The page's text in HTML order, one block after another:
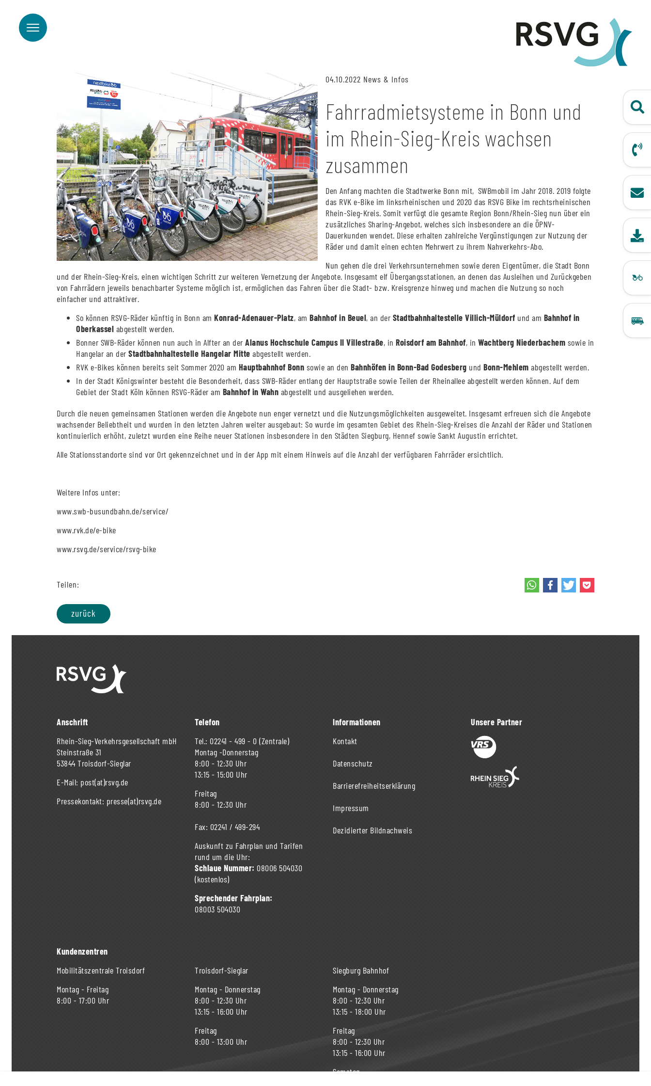
04.10.2022 News & Infos
Fahrradmietsysteme in Bonn und
im Rhein-Sieg-Kreis wachsen
zusammen
Den Anfang machten die Stadtwerke Bonn mit‚SWBmobil im Jahr 2018. 2019 folgte
das RVK e-Bike im linksrheinischen und 2020 das RSVG Bike im rechtsrheinischen
Rhein-Sieg-Kreis. Somit verfügt die gesamte Region Bonn/Rhein-Sieg nun über ein
zusätzliches Sharing-Angebot, welches sich insbesondere an die ÖPNV-
Dauerkunden wendet. Diese erhalten zahlreiche Vergünstigungen zur Nutzung der
Räder und damit einen echten Mehrwert zu ihrem Nahverkehrs-Abo.
Nun gehen die drei Verkehrsunternehmen sowie deren Eigentümer, die Stadt Bonn
und der Rhein-Sieg-Kreis, einen wichtigen Schritt zur weiteren Vernetzung der Angebote. Insgesamt elf Übergangsstationen, an denen das Ausleihen und Zurückgeben
von Fahrrädern jeweils benachbarter Systeme möglich ist, ermöglichen das Fahren über die Stadt- bzw. Kreisgrenze hinweg und machen die Nutzung so noch
einfacher und attraktiver.
So können RSVG-Räder künftig in Bonn am Konrad-Adenauer-Platz, am Bahnhof in Beuel, an der Stadtbahnhaltestelle Villich-Müldorf und am Bahnhof in
Oberkassel abgestellt werden.
Bonner SWB-Räder können nun auch in Alfter an der Alanus Hochschule Campus II Villestraße, in Roisdorf am Bahnhof, in Wachtberg Niederbachem sowie in
Hangelar an der Stadtbahnhaltestelle Hangelar Mitte abgestellt werden.
RVK e-Bikes können bereits seit Sommer 2020 am Hauptbahnhof Bonn sowie an den Bahnhöfen in Bonn-Bad Godesberg und Bonn-Mehlem abgestellt werden.
In der Stadt Königswinter besteht die Besonderheit, dass SWB-Räder entlang der Hauptstraße sowie Teilen der Rheinallee abgestellt werden können. Auf dem
Gebiet der Stadt Köln können RSVG-Räder am Bahnhof in Wahn abgestellt und ausgeliehen werden.
Durch die neuen gemeinsamen Stationen werden die Angebote nun enger vernetzt und die Nutzungsmöglichkeiten ausgeweitet. Insgesamt erfreuen sich die Angebote
wachsender Beliebtheit und wurden in den letzten Jahren weiter ausgebaut: So wurde im gesamten Gebiet des Rhein-Sieg-Kreises die Anzahl der Räder und Stationen
kontinuierlich erhöht, zuletzt wurden eine Reihe neuer Stationen insbesondere in den Städten Siegburg, Hennef sowie Sankt Augustin errichtet.
Alle Stationsstandorte sind vor Ort gekennzeichnet und in der App mit einem Hinweis auf die Anzahl der verfügbaren Fahrräder ersichtlich.
Weitere Infos unter:
www.swb-busundbahn.de/service/
www.rvk.de/e-bike
www.rsvg.de/service/rsvg-bike
Teilen:
zurück
Anschrift
Rhein-Sieg-Verkehrsgesellschaft mbH
Steinstraße 31
53844 Troisdorf-Sieglar
E-Mail: post(at)rsvg.de
Pressekontakt: presse(at)rsvg.de
Telefon
Tel.: 02241 - 499 - 0 (Zentrale)
Montag -Donnerstag
8:00 - 12:30 Uhr
13:15 - 15:00 Uhr
Freitag
8:00 - 12:30 Uhr
Fax: 02241 / 499-294
Auskunft zu Fahrplan und Tarifen
rund um die Uhr:
Schlaue Nummer: 08006 504030
(kostenlos)
Sprechender Fahrplan:
08003 504030
Informationen
Kontakt
Datenschutz
Barrierefreiheitserklärung
Impressum
Dezidierter Bildnachweis
Unsere Partner
Kundenzentren
Mobilitätszentrale Troisdorf
Montag - Freitag
8:00 - 17:00 Uhr
Troisdorf-Sieglar
Montag - Donnerstag
8:00 - 12:30 Uhr
13:15 - 16:00 Uhr
Freitag
8:00 - 13:00 Uhr
Siegburg Bahnhof
Montag - Donnerstag
8:00 - 12:30 Uhr
13:15 - 18:00 Uhr
Freitag
8:00 - 12:30 Uhr
13:15 - 16:00 Uhr
Samstag